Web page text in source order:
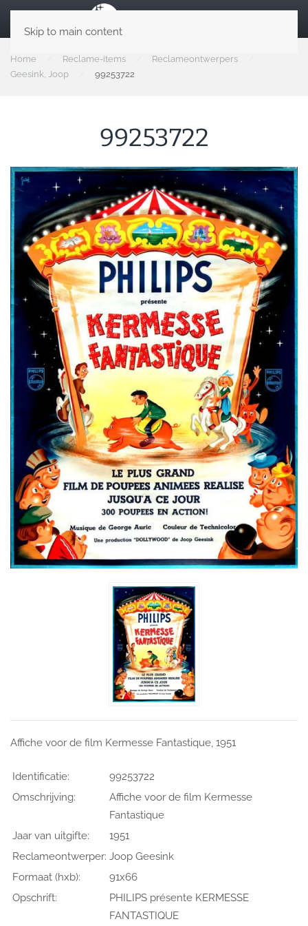
Skip to main content
Home Reclame-items
Reclameontwerpers
Geesink, Joop
99253722
99253722
Affiche voor de film Kermesse Fantastique, 1951
Identificatie:
99253722
Omschrijving:
Affiche voor de film Kermesse
Fantastique
Jaar van uitgifte:
1951
Reclameontwerper: Joop Geesink
Formaat (hxb):
91x66
Opschrift:
PHILIPS présente KERMESSE
FANTASTIQUE